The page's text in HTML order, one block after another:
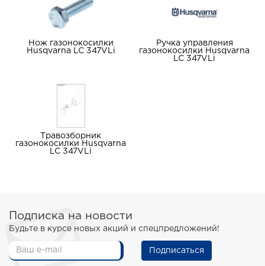
Нож газонокосилки
Husqvarna LC 347VLi
Ручка управления
газонокосилки Husqvarna
LC 347VLi
Травозборник
газонокосилки Husqvarna
LC 347VLi
Подписка на новости
Будьте в курсе новых акций и спецпредложений!
Подписаться